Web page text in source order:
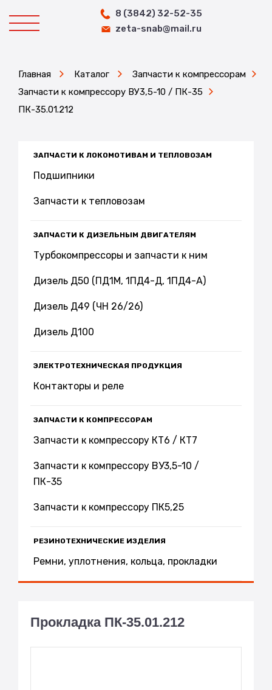
8 (3842) 32-52-35
zeta-snab@mail.ru
Главная Каталог
Запчасти к компрессорам
Запчасти к компрессору ВУ3,5-10 / ПК-35
ПК-35.01.212
ЗАПЧАСТИ К ЛОКОМОТИВАМ И ТЕПЛОВОЗАМ
Подшипники
Запчасти к тепловозам
ЗАПЧАСТИ К ДИЗЕЛЬНЫМ ДВИГАТЕЛЯМ
Турбокомпрессоры и запчасти к ним
Дизель Д50 (ПД1М, 1ПД4-Д, 1ПД4-А)
Дизель Д49 (ЧН 26/26)
Дизель Д100
ЭЛЕКТРОТЕХНИЧЕСКАЯ ПРОДУКЦИЯ
Контакторы и реле
ЗАПЧАСТИ К КОМПРЕССОРАМ
Запчасти к компрессору КТ6 / КТ7
Запчасти к компрессору ВУ3,5-10 /
ПК-35
Запчасти к компрессору ПК5,25
РЕЗИНОТЕХНИЧЕСКИЕ ИЗДЕЛИЯ
Ремни, уплотнения, кольца, прокладки
Прокладка ПК-35.01.212